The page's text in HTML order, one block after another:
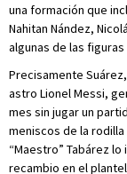
una formación que
Nahitan Nández,
algunas de las
Precisamente
astro Lionel Messi,
mes sin jugar un
meniscos de la
“Maestro” Tabárez
recambio en el